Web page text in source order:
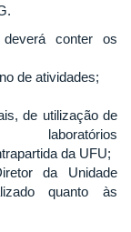
conter os
de atividades;
de utilização de
da UFU;
da Unidade
quanto às